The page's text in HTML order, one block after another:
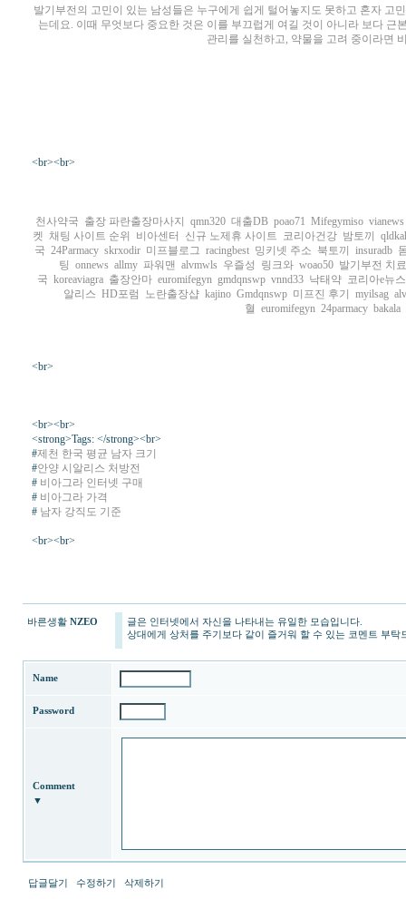
발기부전의 고민이 있는 남성들은 누구에게 쉽게 털어놓지도 못하고 혼자
는데요. 이때 무엇보다 중요한 것은 이를 부끄럽게 여길 것이 아니라 보다
관리를 실천하고, 약물을 고려 중이라면
<br><br>
천사약국 출장 파란출장마사지 qmn320 대출DB poao71 Mifegymiso vianews
켓 채팅 사이트 순위 비아센터 신규 노제휴 사이트 코리아건강 밤토끼
국 24Parmacy skrxodir 미프블로그 racingbest 밍키넷 주소 북토끼 insuradb
팅 onnews allmy 파워맨 alvmwls 우즐성 링크와 woao50 발기부전 치
국 koreaviagra 출장안마 euromifegyn gmdqnswp vnnd33 낙태약 코리아e뉴스
알리스 HD포럼 노란출장샵 kajino Gmdqnswp 미프진 후기 myilsag
혈 euromifegyn 24parmacy bakala
<br>
<br><br>
<strong>Tags: </strong><br>
#제천 한국 평균 남자 크기
#안양 시알리스 처방전
#비아그라 인터넷 구매
#비아그라 가격
#남자 강직도 기준
<br><br>
바른생활 NZEO
글은 인터넷에서 자신을 나타내는 유일한 모습입니다.
상대에게 상처를 주기보다 같이 즐거워 할 수 있는 코멘트 부탁
Name
Password
Comment
▼
답글달기 수정하기 삭제하기